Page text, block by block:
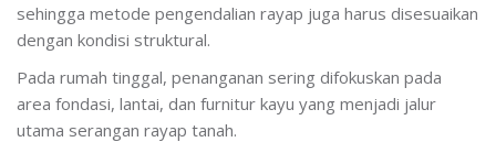
sehingga metode pengendalian rayap juga harus disesuaikan
dengan kondisi struktural.
Pada rumah tinggal, penanganan sering difokuskan pada
area fondasi, lantai, dan furnitur kayu yang menjadi jalur
utama serangan rayap tanah.